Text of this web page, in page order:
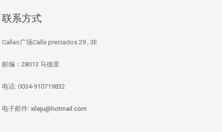
联系方式
Callao广场Calle preciados 29 , 3E
邮编：28013 马德里
电话: 0034-910719832
电子邮件: xileju@hotmail.com